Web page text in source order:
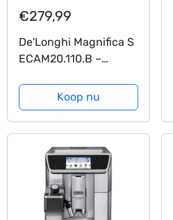
€279,99
De'Longhi Magnifica S
ECAM20.110.B –
espressomachine –
Zwart
Koop nu